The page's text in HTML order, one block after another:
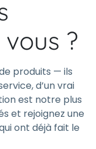
?
produits — ils
d’un vrai
est notre plus
et rejoignez une
ont déjà fait le